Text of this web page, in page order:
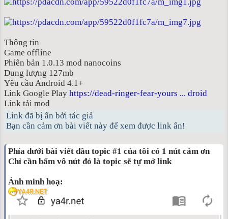
Thông tin
Game offline
Phiên bản 1.0.13 mod nanocoins
Dung lượng 127mb
Yêu cầu Android 4.1+
Link Google Play https://dead-ringer-fear-yours ... droid
Link tải mod
Link đã bị ẩn bởi tác giả
Bạn cần cảm ơn bài viết này để xem được link ẩn!
Phía dưới bài viết đầu topic #1 của tôi có 1 nút cảm ơn
Chỉ cần bấm vô nút đó là topic sẽ tự mở link
Ảnh minh hoạ: